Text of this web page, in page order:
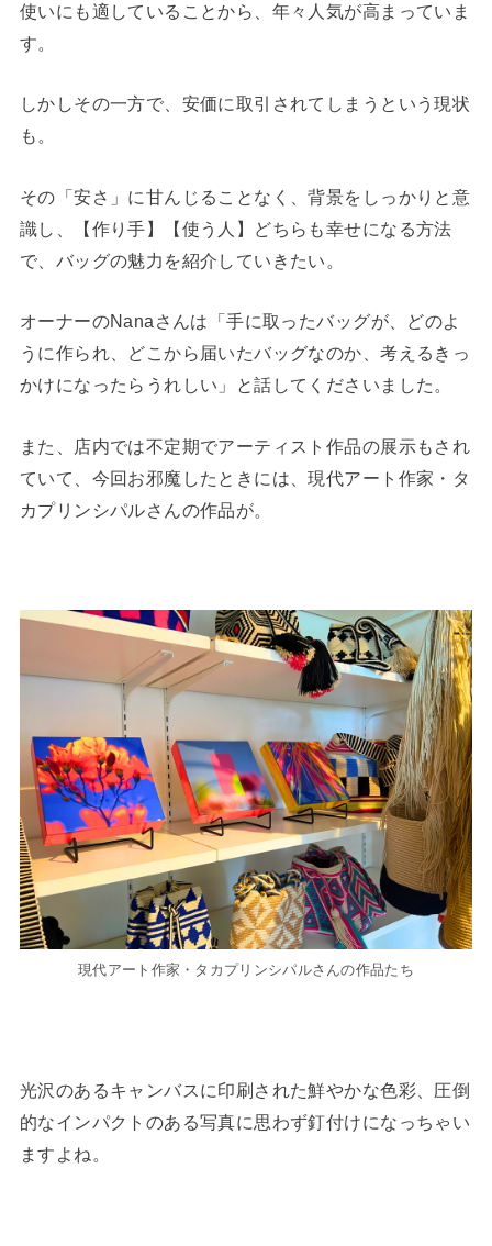
使いにも適していることから、年々人気が高まっていま
す。
しかしその一方で、安価に取引されてしまうという現状
も。
その「安さ」に甘んじることなく、背景をしっかりと意
識し、【作り手】【使う人】どちらも幸せになる方法
で、バッグの魅力を紹介していきたい。
オーナーのNanaさんは「手に取ったバッグが、どのよ
うに作られ、どこから届いたバッグなのか、考えるきっ
かけになったらうれしい」と話してくださいました。
また、店内では不定期でアーティスト作品の展示もされ
ていて、今回お邪魔したときには、現代アート作家・タ
カプリンシパルさんの作品が。
現代アート作家・タカプリンシパルさんの作品たち
光沢のあるキャンバスに印刷された鮮やかな色彩、圧倒
的なインパクトのある写真に思わず釘付けになっちゃい
ますよね。